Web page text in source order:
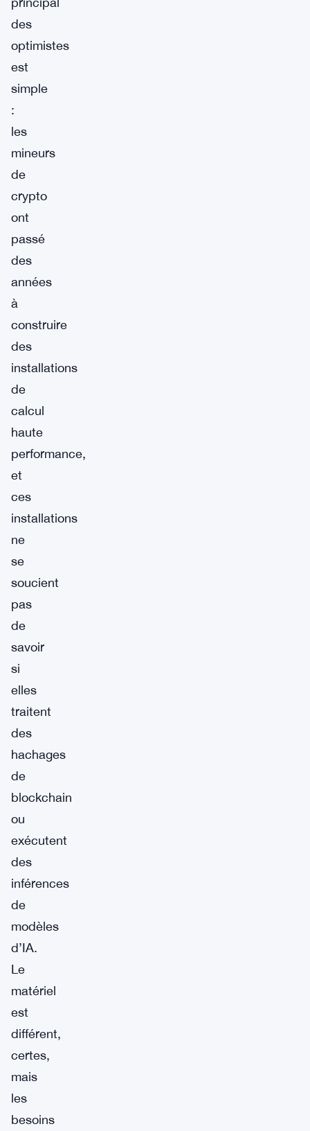
des
optimistes
est
simple
:
les
mineurs
de
crypto
ont
passé
des
années
à
construire
des
installations
de
calcul
haute
performance,
et
ces
installations
ne
se
soucient
pas
de
savoir
si
elles
traitent
des
hachages
de
blockchain
ou
exécutent
des
inférences
de
modèles
d’IA.
Le
matériel
est
différent,
certes,
mais
les
besoins